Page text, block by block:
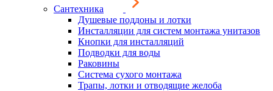
Сантехника
Душевые поддоны и лотки
Инсталляции для систем монтажа унитазов
Кнопки для инсталляций
Подводки для воды
Раковины
Система сухого монтажа
Трапы, лотки и отводящие желоба